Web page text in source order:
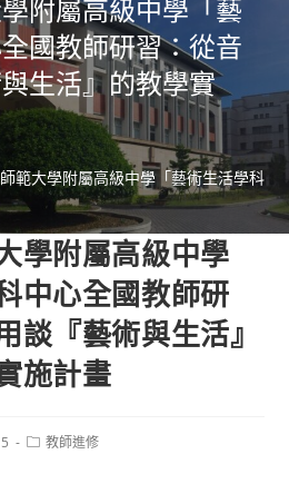
附屬高級中學「藝
國教師研習：從音
生活』的教學實
範大學附屬高級中學「藝術生活學科
學附屬高級中學
中心全國教師研
談『藝術與生活』
施計畫
Post教師進修